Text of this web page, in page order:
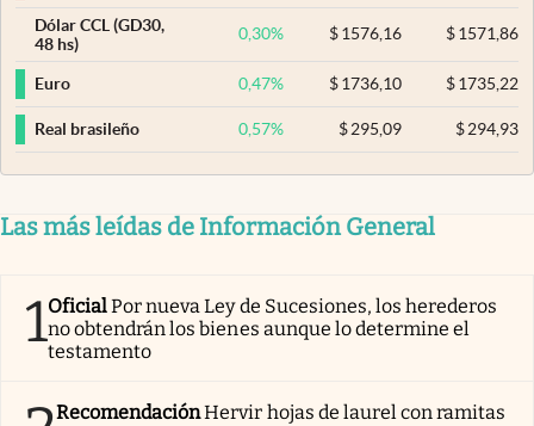
Dólar CCL (GD30,
48 hs)
0,30% $ 1576,16 $1571,86
Euro 0,47% $ 1736,10 $1735,22
Real brasileño 0,57% $ 295,09 $294,93
Las más leídas de Información General
1OficialPor nueva Ley de Sucesiones, los herederos
no obtendrán los bienes aunque lo determine el
testamento
RecomendaciónHervir hojas de laurel con ramitas